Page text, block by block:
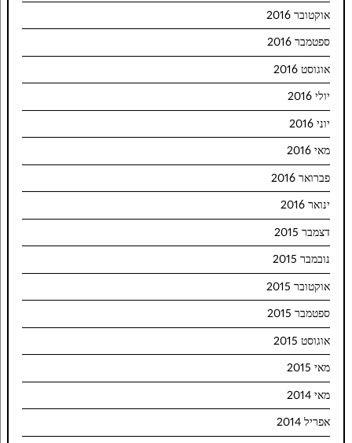
אוקטובר 2016
ספטמבר 2016
אוגוסט 2016
יולי 2016
יוני 2016
מאי 2016
פברואר 2016
ינואר 2016
דצמבר 2015
נובמבר 2015
אוקטובר 2015
ספטמבר 2015
אוגוסט 2015
מאי 2015
מאי 2014
אפריל 2014